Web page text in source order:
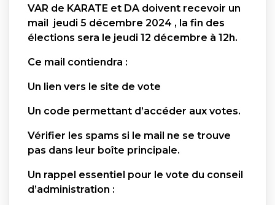
VAR de KARATE et DA doivent recevoir un
mail jeudi 5 décembre 2024 , la fin des
élections sera le jeudi 12 décembre à 12h.
Ce mail contiendra :
Un lien vers le site de vote
Un code permettant d’accéder aux votes.
Vérifier les spams si le mail ne se trouve
pas dans leur boîte principale.
Un rappel essentiel pour le vote du conseil
d’administration :